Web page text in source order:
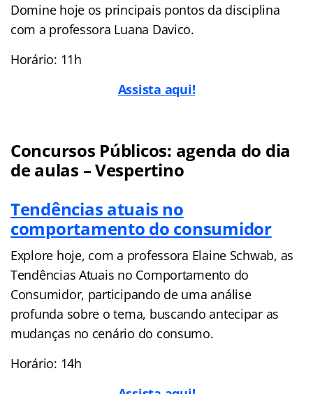
Domine hoje os principais pontos da disciplina
com a professora Luana Davico.
Horário: 11h
Assista aqui!
Concursos Públicos: agenda do dia
de aulas – Vespertino
Tendências atuais no
comportamento do consumidor
Explore hoje, com a professora Elaine Schwab, as
Tendências Atuais no Comportamento do
Consumidor, participando de uma análise
profunda sobre o tema, buscando antecipar as
mudanças no cenário do consumo.
Horário: 14h